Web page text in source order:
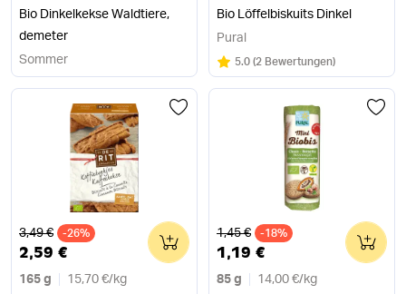
Bio Dinkelkekse Waldtiere,
demeter
Sommer
Bio Löffelbiskuits Dinkel
Pural
Bewertung:
5.0/5
(2 Bewertungen)
Alter Preis
3,49 € -26%
2,59 €
165 g 15,70 €/ kg
0 Alter Preis
1,45 € -18%
1,19 €
85 g 14,00 €/ kg
0